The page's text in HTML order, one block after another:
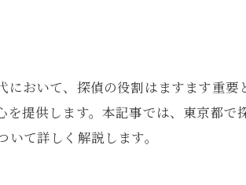
おいて、探偵の役割はますます重
提供します。本記事では、東京都
て詳しく解説します。